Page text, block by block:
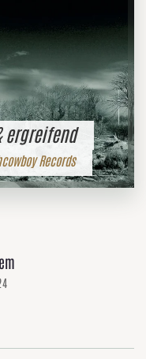
ergreifend
Records